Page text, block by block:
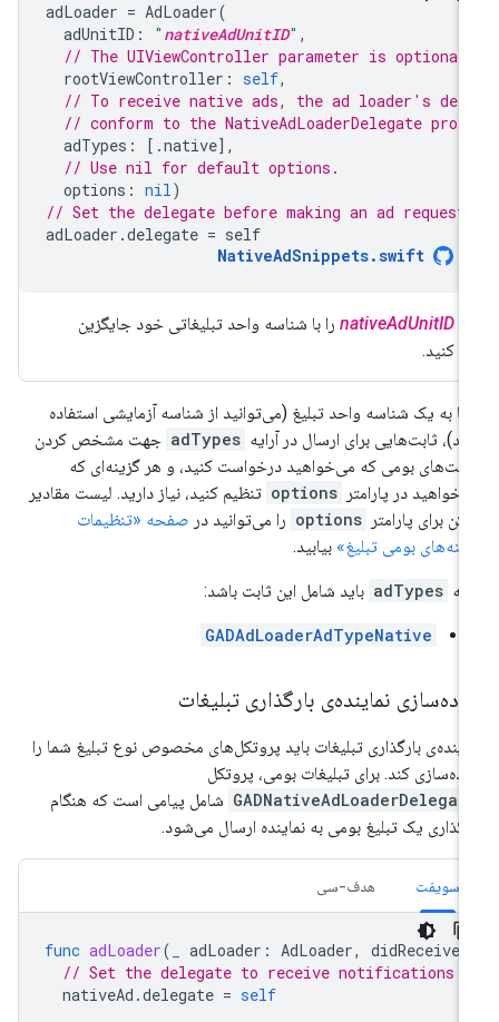
adLoader = AdLoader
adUnitID : "nativeAdUnitID
// The UIViewController parameter is
rootViewController: self
// To receive native ads, the ad loader's
// conform to the NativeAdLoaderDelegate
adTypes : [.native
// Use nil for default options.
options: nil
// Set the delegate before making an ad
adLoader.delegate = self
NativeAdSnippets.swift
nativeAdUnitIDرا با شناسه واحد تبلیغاتی خود جایگزین
کنید.
به یک شناسه واحد تبلیغ (می‌توانید از شناسه آزمایشی استفاده
ثابت‌هایی برای ارسال در آرایه adTypes جهت مشخص کردن
بومی که می‌خواهید درخواست کنید، و هر گزینه‌ای که
در پارامتر options تنظیم کنید، نیاز دارید. لیست مقادیر
برای پارامتر options را می‌توانید درصفحه «تنظیمات
بومی تبلیغ»بیابید.
adTypes باید شامل این ثابت باشد:
GADAdLoaderAdTypeNative
نماینده‌ی بارگذاری تبلیغات
بارگذاری تبلیغات باید پروتکل‌های مخصوص نوع تبلیغ شما را
کند. برای تبلیغات بومی، پروتکل
شامل پیامی است که هنگام
یک تبلیغ بومی به نماینده ارسال می‌شود.
سویفت هدف-سی
func adLoader (_ adLoader: AdLoader, didReceive
// Set the delegate to receive notifications
nativeAd.delegate = self